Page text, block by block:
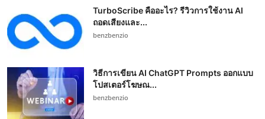
TurboScribe คืออะไร? รีวิวการใช้งาน AI
ถอดเสียงและ...
benzbenzio
วิธีการเขียน AI ChatGPT Prompts ออกแบบ
โปสเตอร์โฆษณ...
benzbenzio